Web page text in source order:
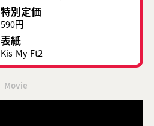
特別定価
590円
表紙
Kis-My-Ft2
Movie